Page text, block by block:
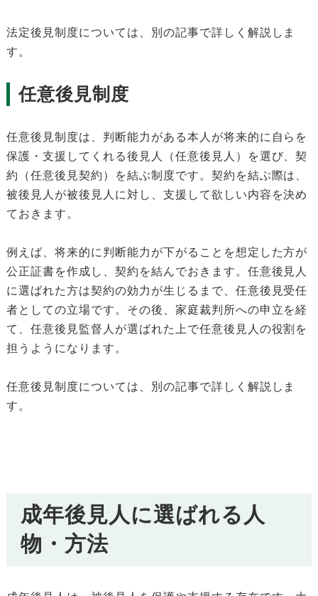
法定後見制度については、別の記事で詳しく解説しま
す。
任意後見制度
任意後見制度は、判断能力がある本人が将来的に自らを
保護・支援してくれる後見人（任意後見人）を選び、契
約（任意後見契約）を結ぶ制度です。契約を結ぶ際は、
被後見人が被後見人に対し、支援して欲しい内容を決め
ておきます。
例えば、将来的に判断能力が下がることを想定した方が
公正証書を作成し、契約を結んでおきます。任意後見人
に選ばれた方は契約の効力が生じるまで、任意後見受任
者としての立場です。その後、家庭裁判所への申立を経
て、任意後見監督人が選ばれた上で任意後見人の役割を
担うようになります。
任意後見制度については、別の記事で詳しく解説しま
す。
成年後見人に選ばれる人
物・方法